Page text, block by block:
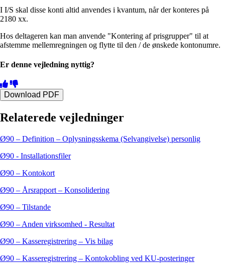
I I/S skal disse konti altid anvendes i kvantum, når der konteres på
2180 xx.
Hos deltageren kan man anvende "Kontering af prisgrupper" til at
afstemme mellemregningen og flytte til den / de ønskede kontonumre.
Er denne vejledning nyttig?
Download PDF
Relaterede vejledninger
Ø90 – Definition – Oplysningsskema (Selvangivelse) personlig
Ø90 - Installationsfiler
Ø90 – Kontokort
Ø90 – Årsrapport – Konsolidering
Ø90 – Tilstande
Ø90 – Anden virksomhed - Resultat
Ø90 – Kasseregistrering – Vis bilag
Ø90 – Kasseregistrering – Kontokobling ved KU-posteringer